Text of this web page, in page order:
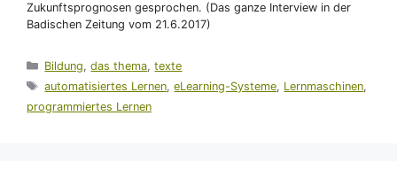
Zukunftsprognosen gesprochen. (Das ganze Interview in der
Badischen Zeitung vom 21.6.2017)
Kategorien
Bildung,das thema,texte
Schlagwörter
automatisiertes Lernen,eLearning-Systeme, Lernmaschinen,
programmiertes Lernen